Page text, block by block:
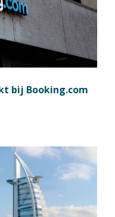
bij Booking.com